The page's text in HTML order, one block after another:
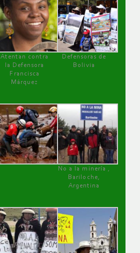
Atentan contra
la Defensora
Francisca
Márquez
Defensoras de
Bolivia
No a la minería ,
Bariloche,
Argentina